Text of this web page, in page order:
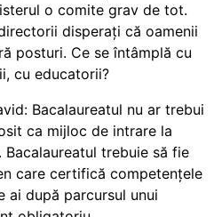
o comite grav de tot.
disperați că oamenii
posturi. Ce se întâmplă cu
cu educatorii?
Bacalaureatul nu ar trebui
ca mijloc de intrare la
Bacalaureatul trebuie să fie
care certifică competențele
ai după parcursul unui